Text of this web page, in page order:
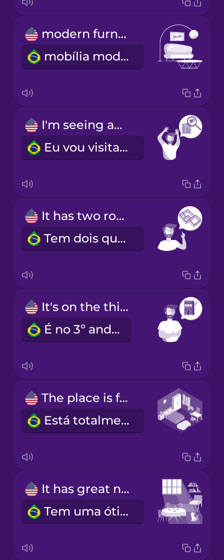
modern furniture
mobília moderna
I'm seeing another place tomorrow.
Eu vou visitar outro apartamento amanhã.
It has two rooms and one bathroom.
Tem dois quartos e uma casa de banho.
It's on the third floor.
É no 3º andar.
The place is fully furnished.
Está totalmente mobilado.
It has great natural light.
Tem uma ótima luz natural.